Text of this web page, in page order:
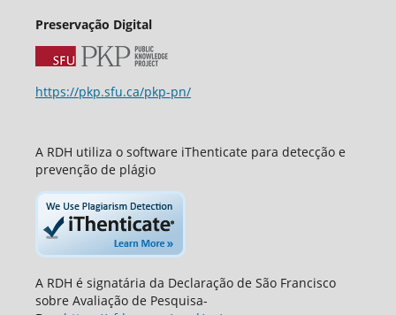
Preservação Digital
https://pkp.sfu.ca/pkp-pn/
A RDH utiliza o software iThenticate para detecção e
prevenção de plágio
A RDH é signatária da Declaração de São Francisco
sobre Avaliação de Pesquisa-